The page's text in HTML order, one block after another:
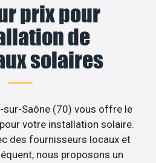
prix pour
de
solaires
Saône (70) vous offre le
votre installation solaire.
des fournisseurs locaux et
nous proposons un